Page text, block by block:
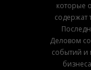
которые
содержат
Деловом
событий и